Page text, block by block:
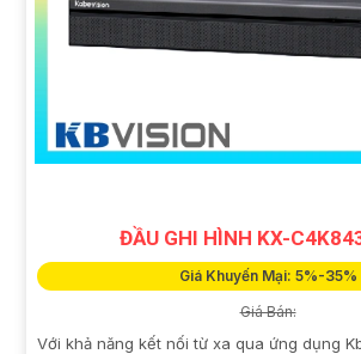
ĐẦU GHI HÌNH KX-
Giá Khuyến Mại: 5%-35%
Giá Bán:
Với khả năng kết nối từ xa qua ứng dụng